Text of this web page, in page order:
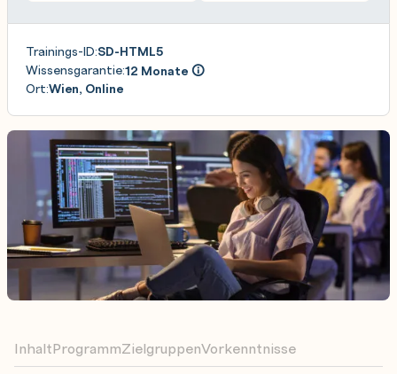
InhaltProgrammZielgruppenVorkenntnisse
Trainings-ID:SD-HTML5
Wissensgarantie:12 Monate
Ort:Wien, Online